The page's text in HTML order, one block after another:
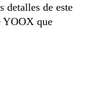
detalles de este
YOOX que